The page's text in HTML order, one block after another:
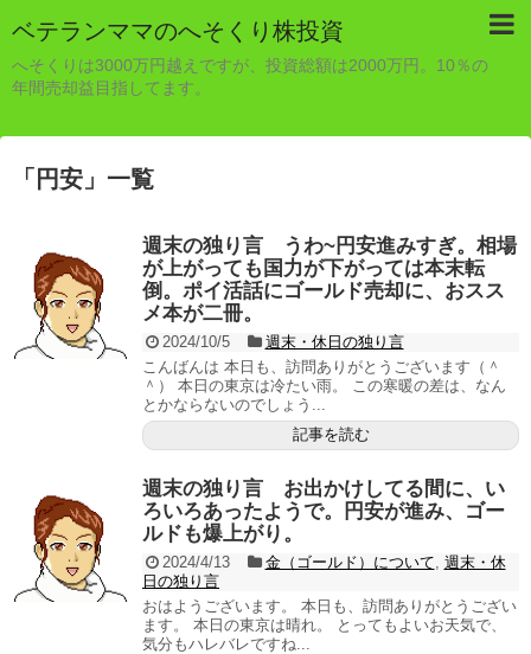
ベテランママのへそくり株投資
へそくりは3000万円越えですが、投資総額は2000万円。10％の
年間売却益目指してます。
「 円安 」 一覧
週末の独り言 うわ~円安進みすぎ。相場
が上がっても国力が下がっては本末転
倒。ポイ活話にゴールド売却に、おスス
メ本が二冊。
2024/10/5
週末・休日の独り言
こんばんは 本日も、訪問ありがとうございます（＾
＾） 本日の東京は冷たい雨。 この寒暖の差は、なん
とかならないのでしょう...
記事を読む
週末の独り言 お出かけしてる間に、い
ろいろあったようで。円安が進み、ゴー
ルドも爆上がり。
2024/4/13 金（ゴールド）について 週末・休
日の独り言
おはようございます。 本日も、訪問ありがとうござい
ます。 本日の東京は晴れ。 とってもよいお天気で、
気分もハレバレですね...